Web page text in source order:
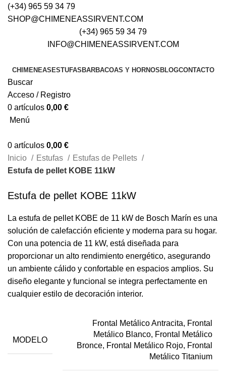
(+34) 965 59 34 79
SHOP@CHIMENEASSIRVENT.COM
(+34) 965 59 34 79
INFO@CHIMENEASSIRVENT.COM
CHIMENEAS ESTUFAS BARBACOAS Y HORNOS BLOGCONTACTO
Buscar
Acceso / Registro
0 artículos 0,00 €
Menú
0 artículos 0,00 €
Inicio
Estufas
Estufas de Pellets
Estufa de pellet KOBE 11kW
Estufa de pellet KOBE 11kW
La estufa de pellet KOBE de 11 kW de Bosch Marín es una
solución de calefacción eficiente y moderna para su hogar.
Con una potencia de 11 kW, está diseñada para
proporcionar un alto rendimiento energético, asegurando
un ambiente cálido y confortable en espacios amplios. Su
diseño elegante y funcional se integra perfectamente en
cualquier estilo de decoración interior.
MODELO
Frontal Metálico Antracita, Frontal
Metálico Blanco, Frontal Metálico
Bronce, Frontal Metálico Rojo, Frontal
Metálico Titanium